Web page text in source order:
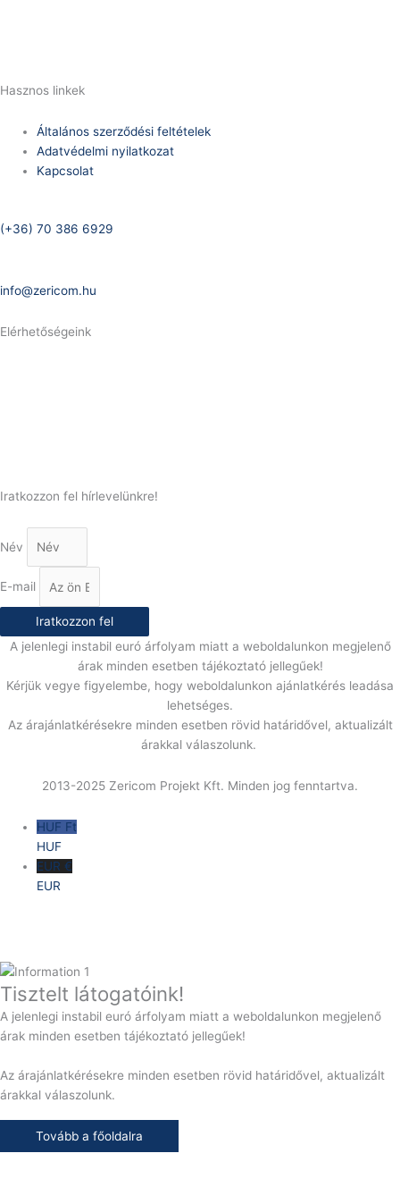
Hasznos linkek
Általános szerződési feltételek
Adatvédelmi nyilatkozat
Kapcsolat
(+36) 70 386 6929
info@zericom.hu
Elérhetőségeink
Iratkozzon fel hírlevelünkre!
Név
E-mail
Iratkozzon fel
A jelenlegi instabil euró árfolyam miatt a weboldalunkon megjelenő
árak minden esetben tájékoztató jellegűek!
Kérjük vegye figyelembe, hogy weboldalunkon ajánlatkérés leadása
lehetséges.
Az árajánlatkérésekre minden esetben rövid határidővel, aktualizált
árakkal válaszolunk.
2013-2025 Zericom Projekt Kft. Minden jog fenntartva.
HUF Ft
HUF
EUR €
EUR
Tisztelt látogatóink!
A jelenlegi instabil euró árfolyam miatt a weboldalunkon megjelenő
árak minden esetben tájékoztató jellegűek!
Az árajánlatkérésekre minden esetben rövid határidővel, aktualizált
árakkal válaszolunk.
Tovább a főoldalra